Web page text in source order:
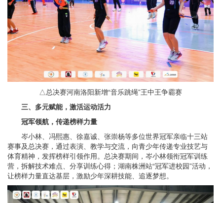
△总决赛河南洛阳新增“音乐跳绳”王中王争霸赛
三、多元赋能，激活运动活力
冠军领航，传递榜样力量
岑小林、冯熙惠、徐嘉诚、张崇杨等多位世界冠军亲临十三站
赛事及总决赛，通过表演、教学与交流，向青少年传递专业技艺与
体育精神，发挥榜样引领作用。总决赛期间，岑小林领衔冠军训练
营，拆解技术难点、分享训练心得；湖南株洲站“冠军进校园”活动，
让榜样力量直达基层，激励少年深耕技能、追逐梦想。